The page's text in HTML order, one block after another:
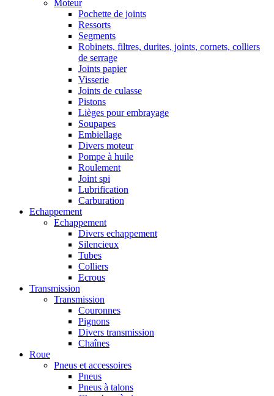
Moteur
Pochette de joints
Ressorts
Segments
Robinets, filtres, durites, joints, cornets, colliers
de serrage
Joints papier
Visserie
Joints de culasse
Pistons
Lièges pour embrayage
Soupapes
Embiellage
Divers moteur
Pompe à huile
Roulement
Joint spi
Lubrification
Carburation
Echappement
Echappement
Divers echappement
Silencieux
Tubes
Colliers
Ecrous
Transmission
Transmission
Couronnes
Pignons
Divers transmission
Chaînes
Roue
Pneus et accessoires
Pneus
Pneus à talons